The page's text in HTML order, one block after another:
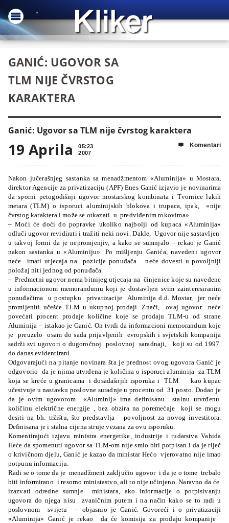
GANIĆ: UGOVOR SA
TLM NIJE ČVRSTOG
KARAKTERA
Ganić: Ugovor sa TLM nije čvrstog karaktera
19 Aprila
05:23
2007
 Komentari
Nakon jučerašnjeg sastanka sa menadžmentom «Aluminija» u Mostara,
direktor Agencije za privatizaciju (APF) Enes Ganić izjavio je novinarima
da sporni petogodišnji ugovor mostarskog kombinata i Tvornice lakih
metara (TLM) o isporuci aluminijskih blokova i trupaca, ipak,
«nije
čvrstog karaktera i može se otkazati u predviđenim rokovima» ..
– Moći će doći do popravke ukoliko najbolji od kupaca «Aluminija»
odluči ugovor revidirati i tražiti neki novi. Dakle,
Ugovor nije sastavljen
u takvoj formi da je nepromjenjiv, a kako se sumnjalo – rekao je Ganić
nakon sastanka u «Aluminiju». Po mišljenju Ganića, navedeni ugovor
neće
imati utjecaja na pozicije ponuđača
neće dovesti u povoljniji
položaj niti jednog od ponuđača.
– Predmetni ugovor nema bitnijeg utjecaja na činjenice koje su navedene
u informacionom memorandumu koji je dostavljen svim zainteresiranim
ponuđačima
u postupku privatizacije Aluminija d.d. Mostar,
jer neće
promijeniti učešće TLM u ukupnoj prodaji. Znači,
ovaj ugovor
neće
povećati procent prodaje količine koje se prodaju TLM-u od strane
Aluminija – istakao je Ganić. On tvrdi da informacioni memorandum koje
je
preuzelo osam do sada prijavljenih
evropskih i svjetskih kompanija
sadrži svi ugovori o dugoročnoj
poslovnoj saradnaji,
koji su od 1997
do danas evidentirani.
Odgovarajući na pitanje novinara šta je prednost ovog ugovora Ganić je
odgovorio da je njima utvrđena je količina o isporuci aluminija za TLM
koja se kreće u granicama
i dosadašnjih isporuka i TLM
kao kupac
učestvuje u nastavku poslovne suradnje u procentu od 31 posto. Dodao je
da je ovim ugovorom
«Aluminij» ima definisanu
stalnu utvrđenu
količinu električne energije , bez obzira na poremećaje
koji se mogu
desiti na bh. tržištu, što predstavlja
povoljnost za novog investitora.
Definisana je i stalna cijena struje vezana za ovu isporuku.
Komentirajući izjavu ministra energetike, industrije i rudarstva Vahida
Heće da spomenuti ugovor sa TLM-om nije smio biti potpisan i da je riječ
o krivičnom djelu, Ganić je kazao da ministar Hećo vjerovatno nije imao
potpunu informaciju.
Radi se o tome da je menadžment zaključio ugovor i da je o tome trebalo
biti informirano i resorno ministastvo, ali to nije učinjeno. Naravno da će
izazvati odredne sumnje
ministara, ako informacije o potpisivanju
ugovora do njega nisu
zvaničnim putem i na način kako se to radi u
poslovnom
svijetu
– objasnio je Ganić. Govoreći i o privatizaciji
«Aluminija» Ganić je rekao
da će komisija za prodaju kompanije